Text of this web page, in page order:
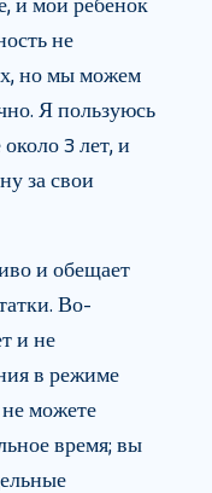
и мой ребенок
не
но мы можем
Я пользуюсь
3 лет, и
за свои
и обещает
Во-
и не
в режиме
можете
время; вы